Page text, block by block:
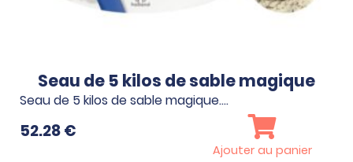
Seau de 5 kilos de sable magique
Seau de 5 kilos de sable magique.…
52.28€
Ajouter au panier